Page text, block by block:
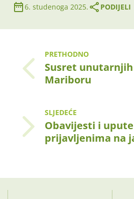
6. studenoga 2025. PODIJELI
PRETHODNO
Susret
Mariboru
SLJEDEĆE
Obavijesti i
prijavljenima na